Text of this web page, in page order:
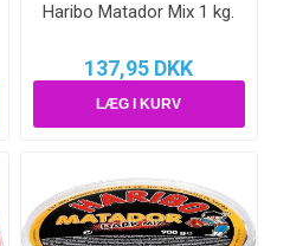
Haribo Matador Mix 1 kg.
137,95 DKK